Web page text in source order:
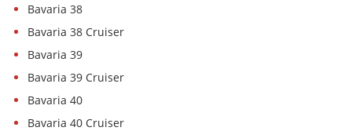
Bavaria 38
Bavaria 38 Cruiser
Bavaria 39
Bavaria 39 Cruiser
Bavaria 40
Bavaria 40 Cruiser